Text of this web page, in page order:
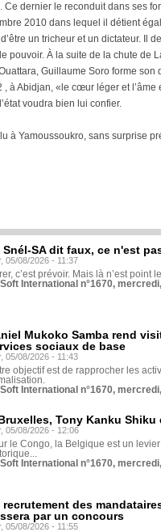
Ce dernier le reconduit dans ses
2010 dans lequel il détient
un tricheur et un dictateur. Il
pouvoir. À la suite de la chute de
Guillaume Soro forme
, à Abidjan, «le cœur léger et
voudra bien lui confier.
à Yamoussoukro, sans surprise
Snél-SA dit faux, ce n'est
05/08/2026 - 11:37
c’est prévoir. Mais là n’est
Soft International n°1670,
Mukoko Samba rend
sociaux de base
05/08/2026 - 11:43
objectif est de rapprocher les
Soft International n°1670,
Tony Kanku Shiku
05/08/2026 - 12:06
le Congo, la Belgique est un
Soft International n°1670,
recrutement des
par un concours
05/08/2026 - 11:55